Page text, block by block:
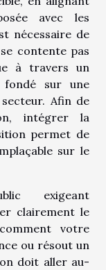
avec les
nécessaire de
contente pas
à travers un
fondé sur une
Afin de
intégrer la
permet de
sur le
exigeant
clairement le
votre
ou résout un
doit aller au-